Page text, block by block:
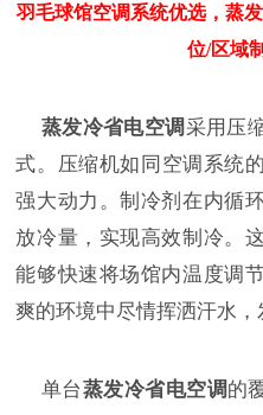
羽毛球馆空调系统优选，蒸
位/区域
蒸发冷省电空调采用压
式。压缩机如同空调系统的
强大动力。制冷剂在内循
放冷量，实现高效制冷。
能够快速将场馆内温度调
爽的环境中尽情挥洒汗水，
单台蒸发冷省电空调的